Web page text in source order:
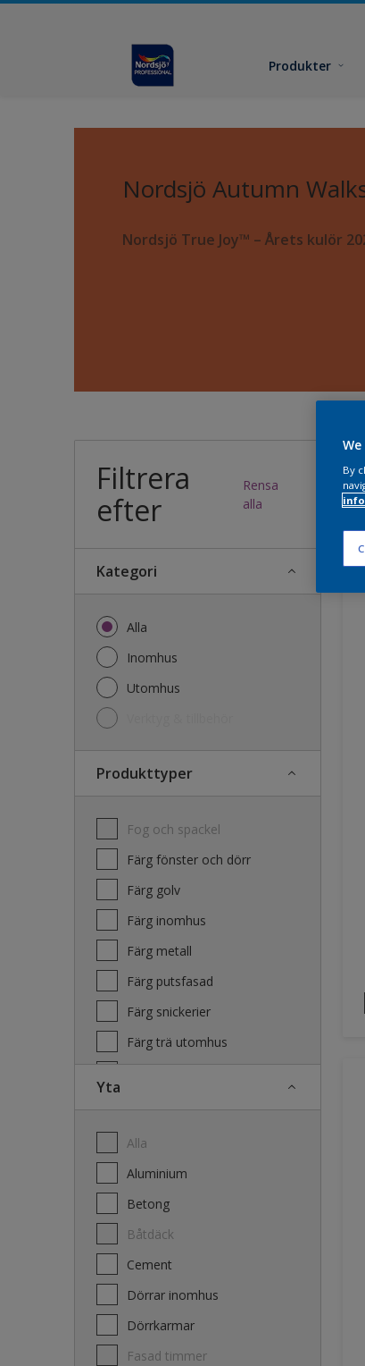
Produkter
Nordsjö Autumn
Nordsjö True Joy™ – Årets kulör
Filtrera
efter
Rensa
alla
Kategori
Alla
Inomhus
Utomhus
Produkttyper
Fog och spackel
Färg fönster och dörr
Färg golv
Färg inomhus
Färg metall
Färg putsfasad
Färg snickerier
Färg trä utomhus
Yta
Alla
Aluminium
Betong
Båtdäck
Cement
Dörrar inomhus
Dörrkarmar
Fasad timmer
34
By